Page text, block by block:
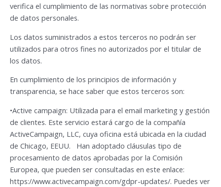
verifica el cumplimiento de las normativas sobre protección
de datos personales.
Los datos suministrados a estos terceros no podrán ser
utilizados para otros fines no autorizados por el titular de
los datos.
En cumplimiento de los principios de información y
transparencia, se hace saber que estos terceros son:
•Active campaign: Utilizada para el email marketing y gestión
de clientes. Este servicio estará cargo de la compañía
ActiveCampaign, LLC, cuya oficina está ubicada en la ciudad
de Chicago, EEUU. Han adoptado cláusulas tipo de
procesamiento de datos aprobadas por la Comisión
Europea, que pueden ser consultadas en este enlace:
https://www.activecampaign.com/gdpr-updates/. Puedes ver